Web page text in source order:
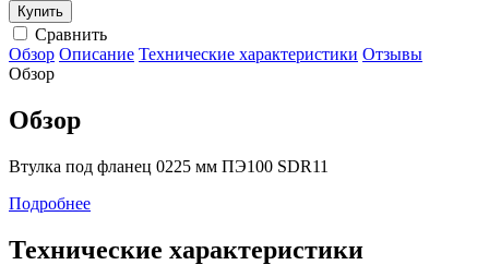
Сравнить
Обзор Описание Технические характеристики Отзывы
Обзор
Обзор
Втулка под фланец 0225 мм ПЭ100 SDR11
Подробнее
Технические характеристики